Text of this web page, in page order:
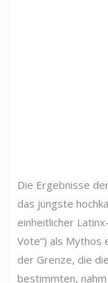
Die Ergebnisse
das jüngste
einheitlicher
Vote“) als Mythos
der Grenze, die
bestimmten,